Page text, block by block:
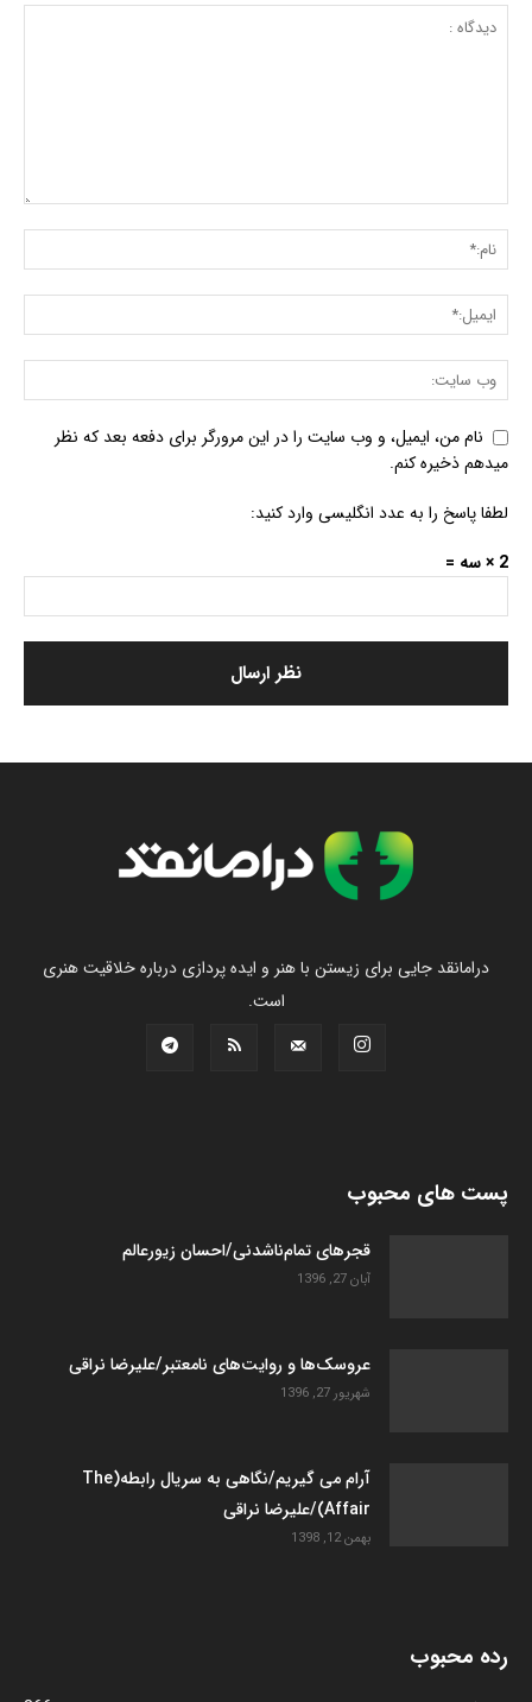
نام من، ایمیل، و وب سایت را در این مرورگر برای دفعه بعد که نظر
میدهم ذخیره کنم.
لطفا پاسخ را به عدد انگلیسی وارد کنید:
2 × سه =
درامانقد جایی برای زیستن با هنر و ایده پردازی درباره خلاقیت هنری
است.
پست های محبوب
قجرهای تمام‌ناشدنی/احسان زیورعالم
آبان 27, 1396
عروسک­‌ها و روایت­‌های نامعتبر/علیرضا نراقی
شهریور 27, 1396
آرام می گیریم/نگاهی به سریال رابطه(The
Affair)/علیرضا نراقی
بهمن 12, 1398
رده محبوب